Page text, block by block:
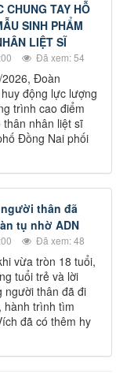
CHUNG TAY HỖ
SINH PHẨM
LIỆT SĨ
Đã xem: 54
2026, Đoàn
động lực lượng
trình cao điểm
thân nhân liệt sĩ
Đồng Nai phối
thân đã
tụ nhờ ADN
Đã xem: 48
vừa tròn 18 tuổi,
tuổi trẻ và lời
người thân đã đi
hành trình tìm
đã có thêm hy